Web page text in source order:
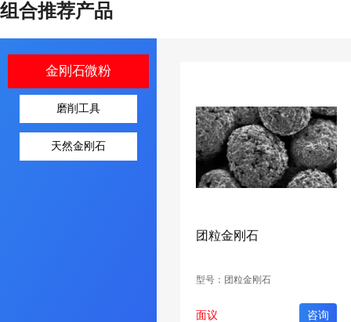
组合推荐产品
金刚石微粉
磨削工具
天然金刚石
团粒金刚石
型号：团粒金刚石
面议 咨询